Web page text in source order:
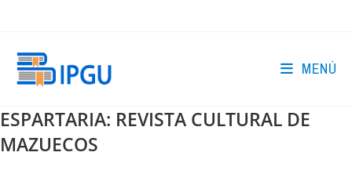
MENÚ
ESPARTARIA: REVISTA CULTURAL DE
MAZUECOS